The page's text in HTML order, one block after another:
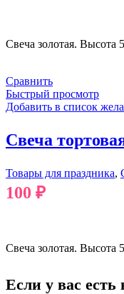
Свеча золотая. Высота
Сравнить
Быстрый просмотр
Добавить в список
Свеча
Товары для праздника,
100 ₽
Свеча золотая. Высота
Если у вас